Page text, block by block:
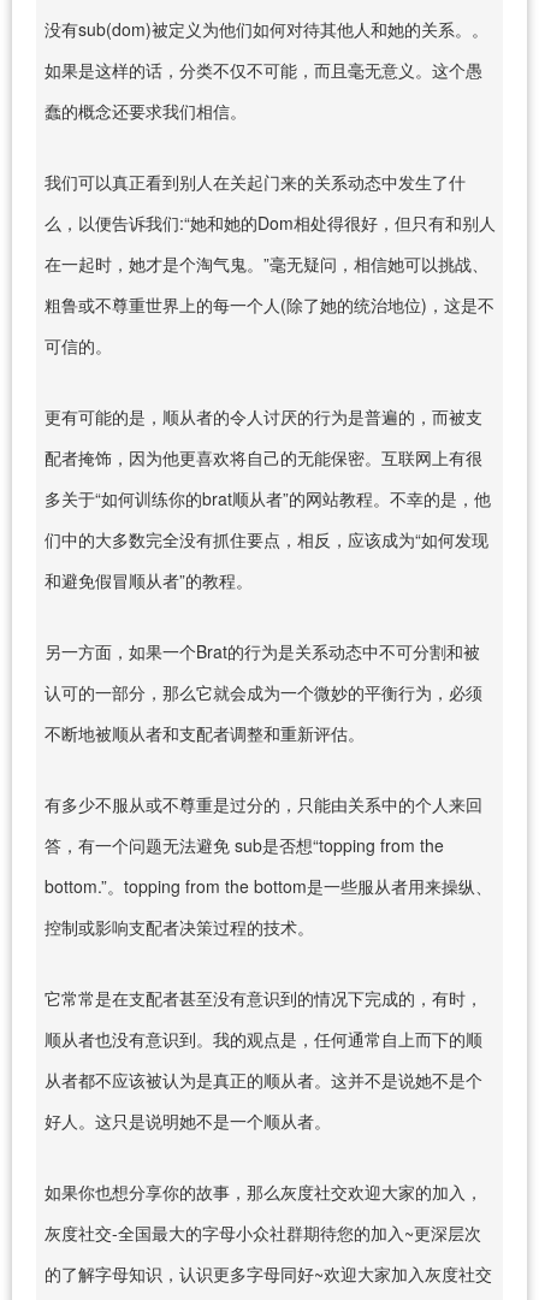
没有sub(dom)被定义为他们如何对待其他人和她的关系。。
如果是这样的话，分类不仅不可能，而且毫无意义。这个愚
蠢的概念还要求我们相信。
我们可以真正看到别人在关起门来的关系动态中发生了什
么，以便告诉我们:“她和她的Dom相处得很好，但只有和别人
在一起时，她才是个淘气鬼。”毫无疑问，相信她可以挑战、
粗鲁或不尊重世界上的每一个人(除了她的统治地位)，这是不
可信的。
更有可能的是，顺从者的令人讨厌的行为是普遍的，而被支
配者掩饰，因为他更喜欢将自己的无能保密。互联网上有很
多关于“如何训练你的brat顺从者”的网站教程。不幸的是，他
们中的大多数完全没有抓住要点，相反，应该成为“如何发现
和避免假冒顺从者”的教程。
另一方面，如果一个Brat的行为是关系动态中不可分割和被
认可的一部分，那么它就会成为一个微妙的平衡行为，必须
不断地被顺从者和支配者调整和重新评估。
有多少不服从或不尊重是过分的，只能由关系中的个人来回
答，有一个问题无法避免 sub是否想“topping from the
bottom.”。topping from the bottom是一些服从者用来操纵、
控制或影响支配者决策过程的技术。
它常常是在支配者甚至没有意识到的情况下完成的，有时，
顺从者也没有意识到。我的观点是，任何通常自上而下的顺
从者都不应该被认为是真正的顺从者。这并不是说她不是个
好人。这只是说明她不是一个顺从者。
如果你也想分享你的故事，那么灰度社交欢迎大家的加入，
灰度社交-全国最大的字母小众社群期待您的加入~更深层次
的了解字母知识，认识更多字母同好~欢迎大家加入灰度社交